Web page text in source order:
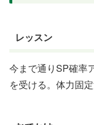
レッスン
今まで通りSP確率
を受ける。体力固